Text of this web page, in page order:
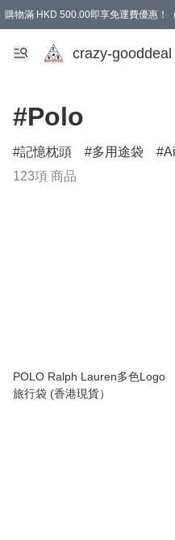
購物滿 HKD 500.00即享免運費優惠！
成為會員可享免費禮品
crazy-gooddeal
#Polo
記憶枕頭 多用途袋
123項 商品
POLO Ralph Lauren多色Logo
旅行袋 (香港現貨）